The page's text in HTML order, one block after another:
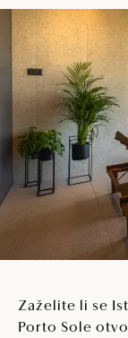
Zaželite li se
Porto Sole